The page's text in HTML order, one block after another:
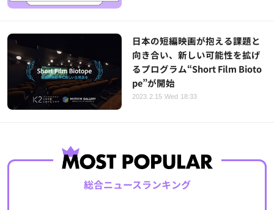
日本の短編映画が抱える課題と
向き合い、新しい可能性を拡げ
るプログラム“Short Film Bioto
pe”が開始
2023.2.15 Wed 18:33
総合ニュースランキング